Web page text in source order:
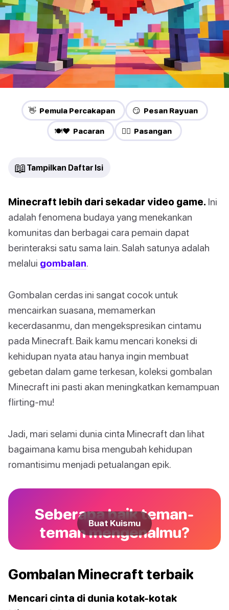
👋 Pemula Percakapan 😏 Pesan Rayuan
🍽️❤️ Pacaran ❤️‍🔥 Pasangan
📖 Tampilkan Daftar Isi
Minecraft lebih dari sekadar video game. Ini
adalah fenomena budaya yang menekankan
komunitas dan berbagai cara pemain dapat
berinteraksi satu sama lain. Salah satunya adalah
melalui gombalan.
Gombalan cerdas ini sangat cocok untuk
mencairkan suasana, memamerkan
kecerdasanmu, dan mengekspresikan cintamu
pada Minecraft. Baik kamu mencari koneksi di
kehidupan nyata atau hanya ingin membuat
gebetan dalam game terkesan, koleksi gombalan
Minecraft ini pasti akan meningkatkan kemampuan
flirting-mu!
Jadi, mari selami dunia cinta Minecraft dan lihat
bagaimana kamu bisa mengubah kehidupan
romantisimu menjadi petualangan epik.
Seberapa baik teman-
teman mengenalmu?
Buat Kuismu
Gombalan Minecraft terbaik
Mencari cinta di dunia kotak-kotak